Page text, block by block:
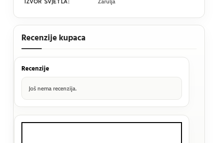
Recenzije kupaca
Recenzije
Još nema recenzija.